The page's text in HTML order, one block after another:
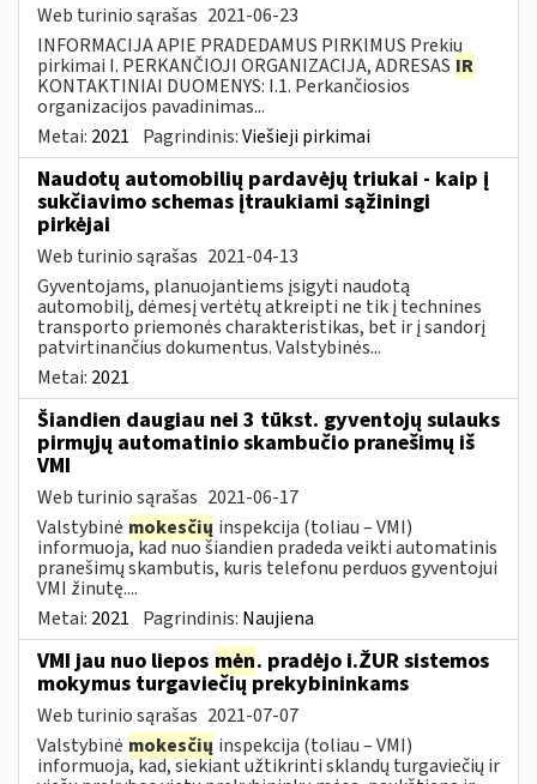
Web turinio sąrašas 2021-06-23
INFORMACIJA APIE PRADEDAMUS PIRKIMUS Prekių
pirkimai I. PERKANČIOJI ORGANIZACIJA, ADRESAS IR
KONTAKTINIAI DUOMENYS: I.1. Perkančiosios
organizacijos pavadinimas...
Metai: 2021 Pagrindinis:Viešieji pirkimai
Naudotų automobilių pardavėjų triukai - kaip į
sukčiavimo schemas įtraukiami sąžiningi
pirkėjai
Web turinio sąrašas 2021-04-13
Gyventojams, planuojantiems įsigyti naudotą
automobilį, dėmesį vertėtų atkreipti ne tik į technines
transporto priemonės charakteristikas, bet ir į sandorį
patvirtinančius dokumentus. Valstybinės...
Metai: 2021
Šiandien daugiau nei 3 tūkst. gyventojų sulauks
pirmųjų automatinio skambučio pranešimų iš
VMI
Web turinio sąrašas 2021-06-17
Valstybinė mokesčių inspekcija (toliau – VMI)
informuoja, kad nuo šiandien pradeda veikti automatinis
pranešimų skambutis, kuris telefonu perduos gyventojui
VMI žinutę....
Metai: 2021 Pagrindinis: Naujiena
VMI jau nuo liepos mėn. pradėjo i.ŽUR sistemos
mokymus turgaviečių prekybininkams
Web turinio sąrašas 2021-07-07
Valstybinė mokesčių inspekcija (toliau – VMI)
informuoja, kad, siekiant užtikrinti sklandų turgaviečių ir